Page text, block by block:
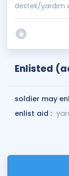
destek/yardım
Enlisted
soldier may
enlist aid :